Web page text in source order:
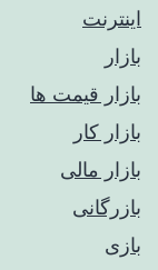
اینترنت
بازار
بازار قیمت ها
بازار کار
بازار مالی
بازرگانی
بازی